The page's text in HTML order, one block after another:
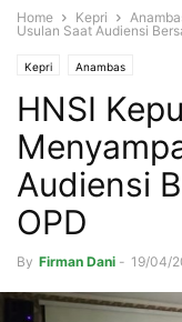
Home Kepri
Usulan Saat Audiensi
Kepri Anambas
HNSI
Audiensi
OPD
By Firman Dani - 19/04/